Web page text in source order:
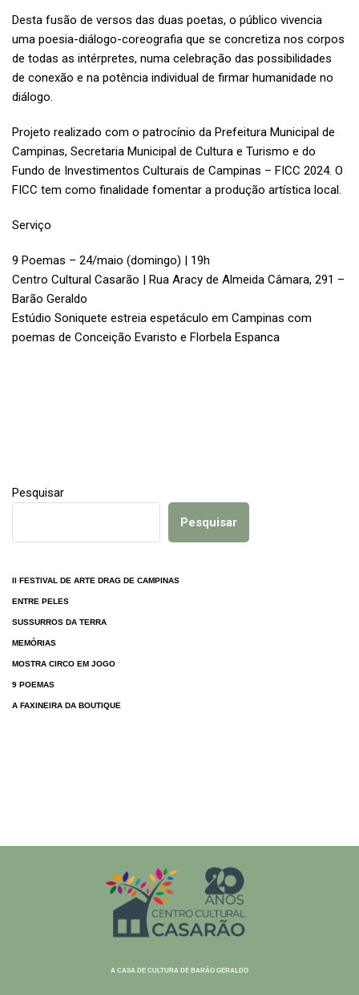
Desta fusão de versos das duas poetas, o público vivencia
uma poesia-diálogo-coreografia que se concretiza nos corpos
de todas as intérpretes, numa celebração das possibilidades
de conexão e na potência individual de firmar humanidade no
diálogo.
Projeto realizado com o patrocínio da Prefeitura Municipal de
Campinas, Secretaria Municipal de Cultura e Turismo e do
Fundo de Investimentos Culturais de Campinas – FICC 2024. O
FICC tem como finalidade fomentar a produção artística local.
Serviço
9 Poemas – 24/maio (domingo) | 19h
Centro Cultural Casarão | Rua Aracy de Almeida Câmara, 291 –
Barão Geraldo
Estúdio Soniquete estreia espetáculo em Campinas com
poemas de Conceição Evaristo e Florbela Espanca
Pesquisar
Pesquisar
II FESTIVAL DE ARTE DRAG DE CAMPINAS
ENTRE PELES
SUSSURROS DA TERRA
MEMÓRIAS
MOSTRA CIRCO EM JOGO
9 POEMAS
A FAXINEIRA DA BOUTIQUE
A CASA DE CULTURA DE BARÃO GERALDO